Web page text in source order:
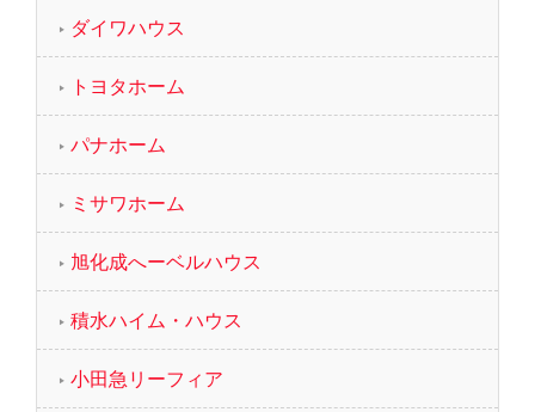
ダイワハウス
トヨタホーム
パナホーム
ミサワホーム
旭化成へーベルハウス
積水ハイム・ハウス
小田急リーフィア